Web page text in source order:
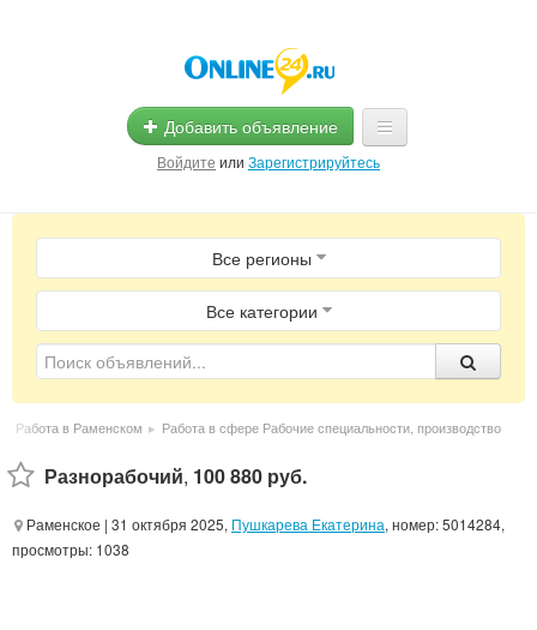
Добавить объявление
Войдите или Зарегистрируйтесь
Главная
Помощь
Услуги
Магазины
Все регионы
Все категории
Работа в Раменском ▸ Работа в сфере Рабочие специальности, производство
Разнорабочий, 100 880 руб.
Раменское | 31 октября 2025, Пушкарева Екатерина, номер: 5014284,
просмотры: 1038